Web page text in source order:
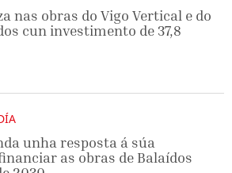
nas obras do Vigo Vertical e do
cun investimento de 37,8
unha resposta á súa
as obras de Balaídos